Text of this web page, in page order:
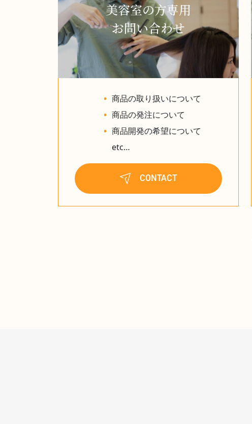
美容室の方専用
お問い合わせ
商品の取り扱いについて
商品の発注について
商品開発の希望について
etc…
CONTACT